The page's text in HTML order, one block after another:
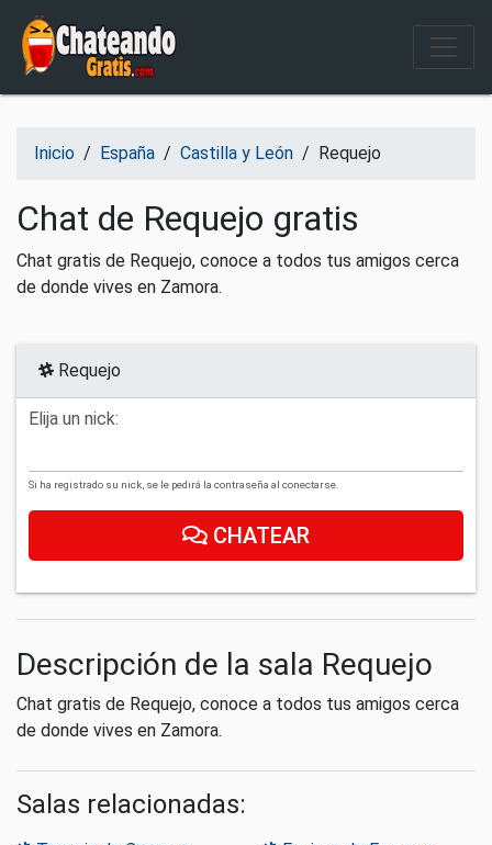
Salir del contenido
Inicio / España / Castilla y León / Requejo
Chat de Requejo gratis
Chat gratis de Requejo, conoce a todos tus amigos cerca
de donde vives en Zamora.
Requejo
Elija un nick:
Si ha registrado su nick, se le pedirá la contraseña al conectarse.
CHATEAR
Descripción de la sala Requejo
Chat gratis de Requejo, conoce a todos tus amigos cerca
de donde vives en Zamora.
Salas relacionadas: